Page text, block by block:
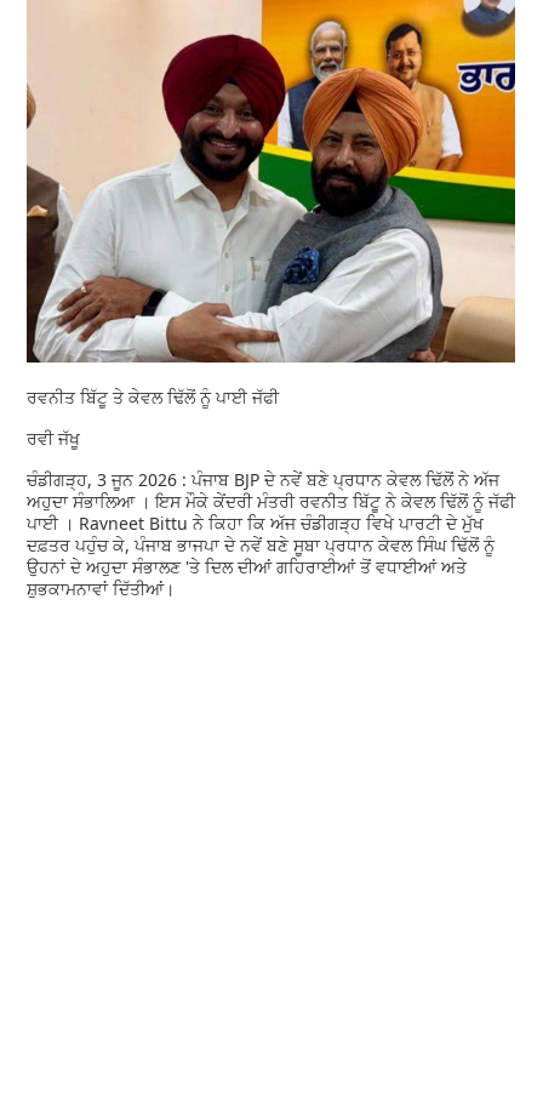
ਰਵਨੀਤ ਬਿੱਟੂ ਤੇ ਕੇਵਲ ਢਿੱਲੋਂ ਨੂੰ ਪਾਈ ਜੱਫੀ
ਰਵੀ ਜੱਖੂ
ਚੰਡੀਗੜ੍ਹ, 3 ਜੂਨ 2026 : ਪੰਜਾਬ BJP ਦੇ ਨਵੇਂ ਬਣੇ ਪ੍ਰਧਾਨ ਕੇਵਲ ਢਿੱਲੋਂ ਨੇ ਅੱਜ
ਅਹੁਦਾ ਸੰਭਾਲਿਆ । ਇਸ ਮੌਕੇ ਕੇਂਦਰੀ ਮੰਤਰੀ ਰਵਨੀਤ ਬਿੱਟੂ ਨੇ ਕੇਵਲ ਢਿੱਲੋਂ ਨੂੰ ਜੱਫੀ
ਪਾਈ । Ravneet Bittu ਨੇ ਕਿਹਾ ਕਿ ਅੱਜ ਚੰਡੀਗੜ੍ਹ ਵਿਖੇ ਪਾਰਟੀ ਦੇ ਮੁੱਖ
ਦਫ਼ਤਰ ਪਹੁੰਚ ਕੇ, ਪੰਜਾਬ ਭਾਜਪਾ ਦੇ ਨਵੇਂ ਬਣੇ ਸੂਬਾ ਪ੍ਰਧਾਨ ਕੇਵਲ ਸਿੰਘ ਢਿੱਲੋਂ ਨੂੰ
ਉਹਨਾਂ ਦੇ ਅਹੁਦਾ ਸੰਭਾਲਣ 'ਤੇ ਦਿਲ ਦੀਆਂ ਗਹਿਰਾਈਆਂ ਤੋਂ ਵਧਾਈਆਂ ਅਤੇ
ਸ਼ੁਭਕਾਮਨਾਵਾਂ ਦਿੱਤੀਆਂ।